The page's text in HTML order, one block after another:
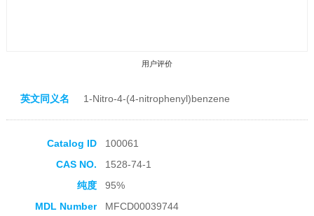
用户评价
收藏产品
英文同义名 1-Nitro-4-(4-nitrophenyl)benzene
Catalog ID
100061
CAS NO.
1528-74-1
纯度
95%
MDL Number
MFCD00039744